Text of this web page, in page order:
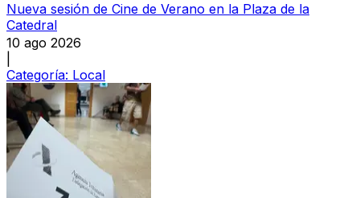
Nueva sesión de Cine de Verano en la Plaza de la
Catedral
10 ago 2026
Categoría: Local